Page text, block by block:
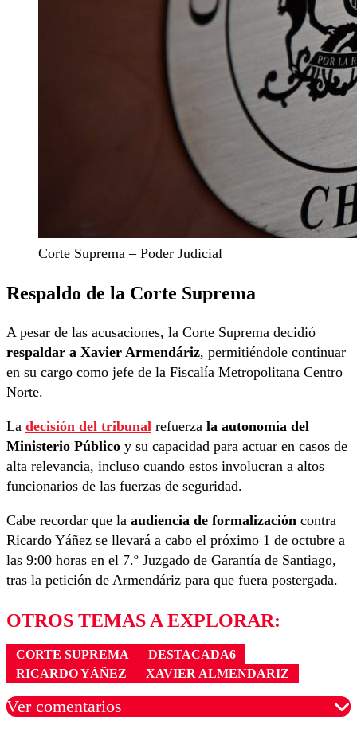
Corte Suprema – Poder Judicial
Respaldo de la Corte Suprema
A pesar de las acusaciones, la Corte Suprema decidió
respaldar a Xavier Armendáriz, permitiéndole continuar
en su cargo como jefe de la Fiscalía Metropolitana Centro
Norte.
La decisión del tribunal refuerza la autonomía del
Ministerio Público y su capacidad para actuar en casos de
alta relevancia, incluso cuando estos involucran a altos
funcionarios de las fuerzas de seguridad.
Cabe recordar que la audiencia de formalización contra
Ricardo Yáñez se llevará a cabo el próximo 1 de octubre a
las 9:00 horas en el 7.º Juzgado de Garantía de Santiago,
tras la petición de Armendáriz para que fuera postergada.
OTROS TEMAS A EXPLORAR:
CORTE SUPREMA
DESTACADA6
RICARDO YÁÑEZ
XAVIER ALMENDARIZ
Ver comentarios